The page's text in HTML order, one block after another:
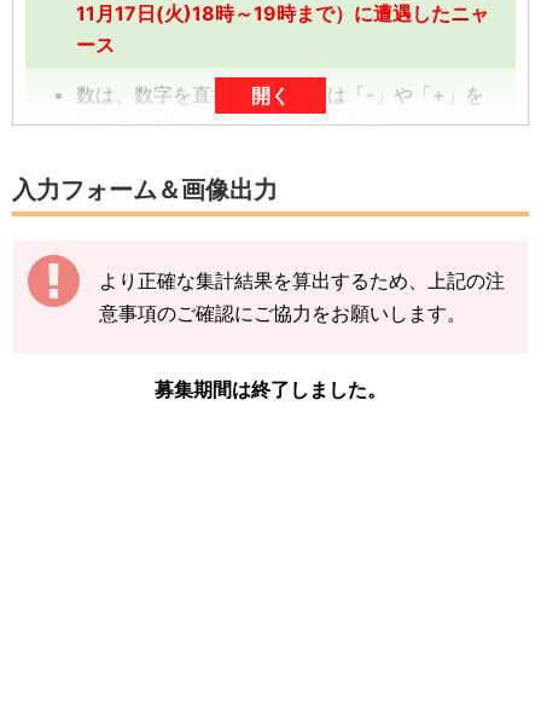
11月17日(火)18時～19時まで）に遭遇したニャ
ース
数は、数字を直接入力、または「-」や「+」を
タップしていただくと入力できます。
数字は、前回の入力内容に追加分を加算する形
（累計数）で入力をお願いします。
途中結果が3匹→まずは「3」で送信
その後の結果が2匹→前回入力した「3」に「+
下記の情報を入力し、 「結果を送信する」をタ
開く
入力フォーム＆画像出力
より正確な集計結果を算出するため、上記の注
意事項のご確認にご協力をお願いします。
募集期間は終了しました。